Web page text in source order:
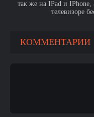
так же на IPad и IPhone,
телевизоре
КОММЕНТАРИИ